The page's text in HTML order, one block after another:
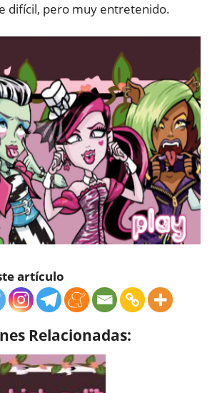
difícil, pero muy entretenido.
artículo
Relacionadas: